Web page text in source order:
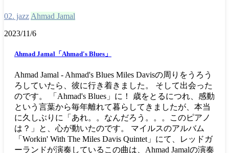
02. jazz Ahmad Jamal
2023/11/6
Ahmad Jamal「Ahmad's Blues」
Ahmad Jamal - Ahmad's Blues Miles Davisの周りをうろう
ろしていたら、彼に行き着きました。 そして出会った
のです。 「Ahmad's Blues」に！ 歳をとるにつれ、感動
という言葉から毎年離れて暮らしてきましたが、本当
に久しぶりに「あれ。。なんだろう。。。このピアノ
は？」と、心が動いたのです。 マイルスのアルバム
「Workin' With The Miles Davis Quintet」にて、レッドガ
ーランドが演奏しているこの曲は、Ahmad Jamalの演奏